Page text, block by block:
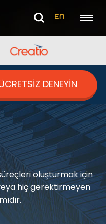
EN
DENEYİN
oluşturmak için
hiç gerektirmeyen